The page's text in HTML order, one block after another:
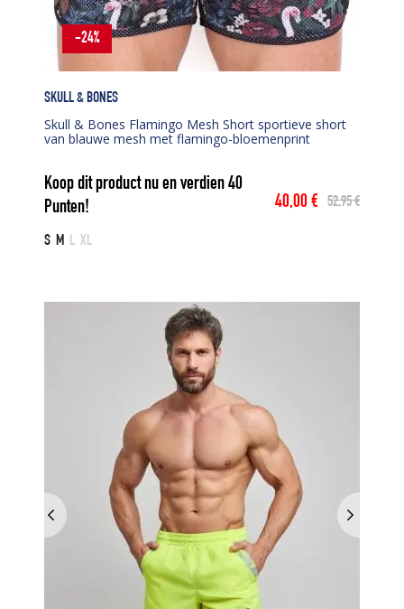
SKULL & BONES
Skull & Bones Flamingo Mesh Short sportieve short
van blauwe mesh met flamingo-bloemenprint
Koop dit product nu en verdien40
Punten!
52,95€
Oorspronkelijke
40,00€
Huidige
S M L XL
-24%